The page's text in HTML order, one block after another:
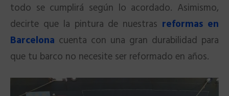
todo se cumplirá según lo acordado. Asimismo,
decirte que la pintura de nuestras reformas en
Barcelona cuenta con una gran durabilidad para
que tu barco no necesite ser reformado en años.